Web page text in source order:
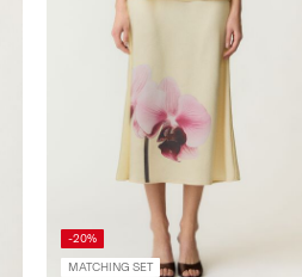
-20%
MATCHING SET